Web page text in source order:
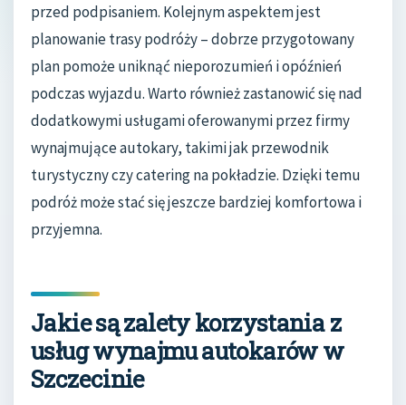
przed podpisaniem. Kolejnym aspektem jest
planowanie trasy podróży – dobrze przygotowany
plan pomoże uniknąć nieporozumień i opóźnień
podczas wyjazdu. Warto również zastanowić się nad
dodatkowymi usługami oferowanymi przez firmy
wynajmujące autokary, takimi jak przewodnik
turystyczny czy catering na pokładzie. Dzięki temu
podróż może stać się jeszcze bardziej komfortowa i
przyjemna.
Jakie są zalety korzystania z
usług wynajmu autokarów w
Szczecinie